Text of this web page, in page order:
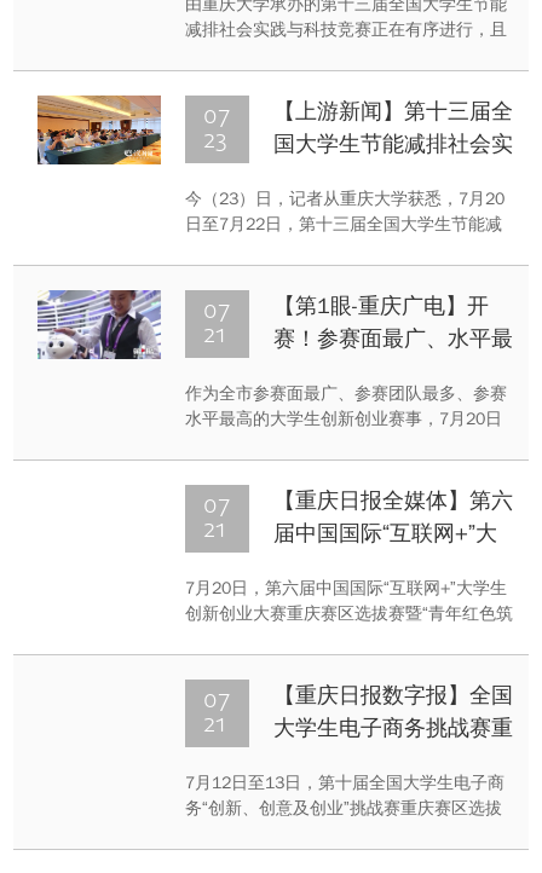
包括“可重构研讨教室、多屏互动研讨教室、
远程互动教学、自主研讨教室、多功能...
由重庆大学承办的第十三届全国大学生节能
减排社会实践与科技竞赛正在有序进行，且
新性和代表性的219件作品进入决赛。
07
23
【上游新闻】第十三届全
国大学生节能减排社会实
庆大学举行
今（23）日，记者从重庆大学获悉，7月20
日至7月22日，第十三届全国大学生节能减
名参加，提交有效作品4138件，经过专家会
评，共选出具有创新性和代表性的219件作
品进入决赛，决赛将于8月27日至30日在重
07
21
【第1眼-重庆广电】开
赛！参赛面最广、水平最
来了
作为全市参赛面最广、参赛团队最多、参赛
水平最高的大学生创新创业赛事，7月20日
线上线下同步举行，以“我敢闯、我会创”为
主题，除了主体路演等赛事，还包括青年红
色筑梦之旅、电商直播、重庆青年大学生创
动。自2015年以来，中国“互联网+”大学生
创新创业大赛已成功举办五届，累计有
07
21
【重庆日报全媒体】第六
届中国国际“互联网+”大
区开赛
7月20日，第六届中国国际“互联网+”大学生
创新创业大赛重庆赛区选拔赛暨“青年红色筑
市高校、中职院校的13665个项目、共
68406人次参赛。据了解，中国“互联网+”大
学生创新创业大赛自2015年启动，已成功举
参赛，覆盖120多个国家和地区。“青年红色
筑梦之旅”是与该赛事...
07
21
【重庆日报数字报】全国
大学生电子商务挑战赛重
7月12日至13日，第十届全国大学生电子商
务“创新、创意及创业”挑战赛重庆赛区选拔